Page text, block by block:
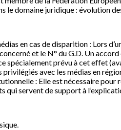
le domaine juridique : évolution
en cas de disparition : Lors
et le N° du G.D. Un
spécialement prévu à cet effet
avec les médias en
: Elle est nécessaire pour
qui servent de support à